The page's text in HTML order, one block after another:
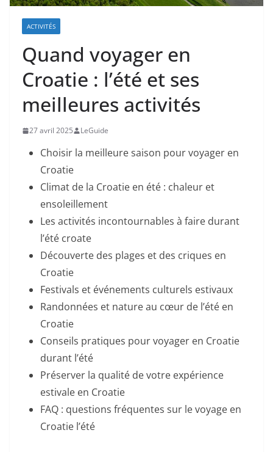
ACTIVITÉS
Quand voyager en
Croatie : l’été et ses
meilleures activités
27 avril 2025 LeGuide
Choisir la meilleure saison pour voyager en
Croatie
Climat de la Croatie en été : chaleur et
ensoleillement
Les activités incontournables à faire durant
l’été croate
Découverte des plages et des criques en
Croatie
Festivals et événements culturels estivaux
Randonnées et nature au cœur de l’été en
Croatie
Conseils pratiques pour voyager en Croatie
durant l’été
Préserver la qualité de votre expérience
estivale en Croatie
FAQ : questions fréquentes sur le voyage en
Croatie l’été